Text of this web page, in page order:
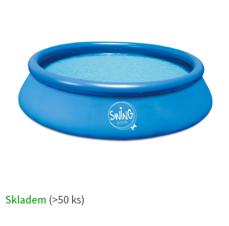
Skladem (>50 ks)